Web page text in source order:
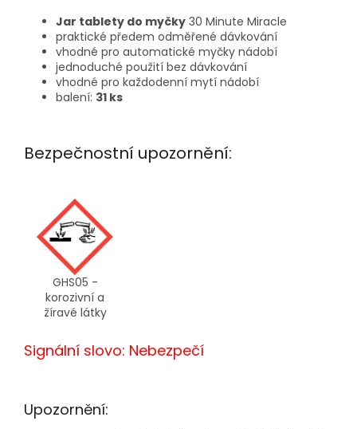
Jar tablety do myčky 30 Minute Miracle
praktické předem odměřené dávkování
vhodné pro automatické myčky nádobí
jednoduché použití bez dávkování
vhodné pro každodenní mytí nádobí
balení: 31 ks
Bezpečnostní upozornění:
GHS05 -
korozivní a
žíravé látky
Signální slovo: Nebezpečí
Upozornění: